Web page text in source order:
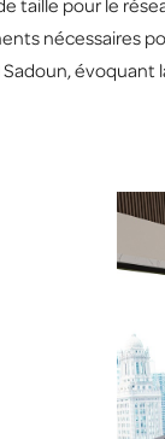
taille pour le
nécessaires
évoquant